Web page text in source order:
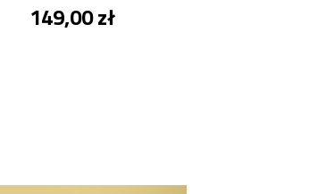
149,00 zł